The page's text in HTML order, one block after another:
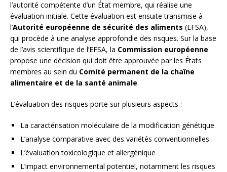
l’autorité compétente d’un État membre, qui réalise une
évaluation initiale. Cette évaluation est ensuite transmise à
l’Autorité européenne de sécurité des aliments (EFSA),
qui procède à une analyse approfondie des risques. Sur la base
de l’avis scientifique de l’EFSA, la Commission européenne
propose une décision qui doit être approuvée par les États
membres au sein du Comité permanent de la chaîne
alimentaire et de la santé animale.
L’évaluation des risques porte sur plusieurs aspects :
La caractérisation moléculaire de la modification génétique
L’analyse comparative avec des variétés conventionnelles
L’évaluation toxicologique et allergénique
L’impact environnemental potentiel, notamment les risques